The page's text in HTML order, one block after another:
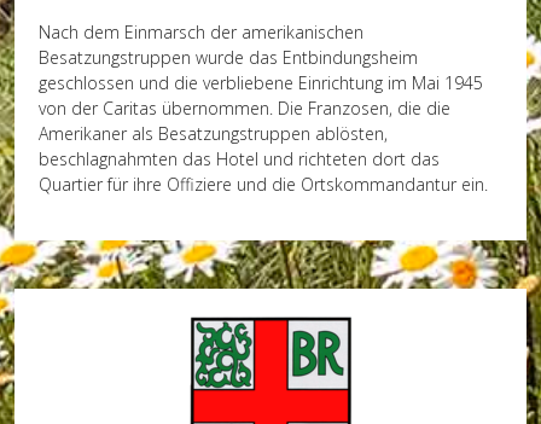
Nach dem Einmarsch der amerikanischen
Besatzungstruppen wurde das Entbindungsheim
geschlossen und die verbliebene Einrichtung im Mai 1945
von der Caritas übernommen. Die Franzosen, die die
Amerikaner als Besatzungstruppen ablösten,
beschlagnahmten das Hotel und richteten dort das
Quartier für ihre Offiziere und die Ortskommandantur ein.